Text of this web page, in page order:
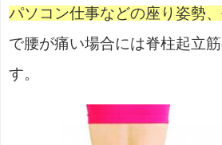
パソコン仕事などの座り姿勢
で腰が痛い場合には脊柱起立
す。